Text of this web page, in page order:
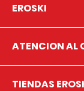
EROSKI
ATENCION AL
TIENDAS